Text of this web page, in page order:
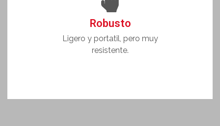
Robusto
Ligero y portatil, pero muy
resistente.